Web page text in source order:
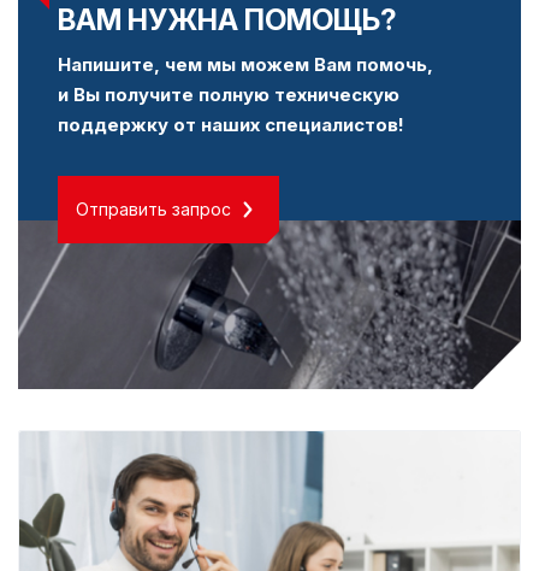
ВАМ НУЖНА ПОМОЩЬ?
Напишите, чем мы можем Вам помочь,
и Вы получите полную техническую
поддержку от наших специалистов!
Отправить запрос